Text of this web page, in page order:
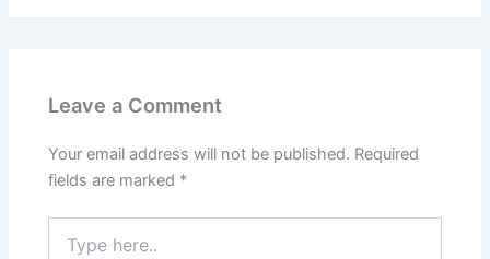
Leave a Comment
Your email address will not be published. Required
fields are marked *
here..